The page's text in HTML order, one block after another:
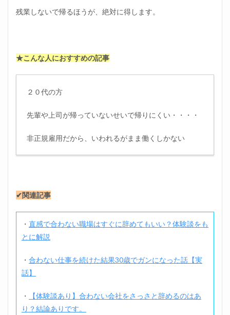
残業しないで帰るほうが、絶対に得します。
★こんな人におすすめの記事
２０代の方
先輩や上司が帰っていないせいで帰りにくい・・・・
非正規雇用だから、いわれるがまま働くしかない
✔関連記事
・ 直感で合わない職場はすぐに辞めてもいい？体験談をも
とに解説
・ 合わない仕事を続けた結果30歳でガンになった話【実
話】
・
【体験談あり】合わない会社をさっさと辞めるのはあ
り？結論ありです。